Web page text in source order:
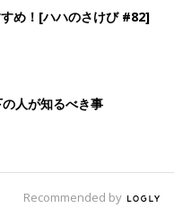
すめ！[ハハのさけび #82]
人が知るべき事
Recommended by